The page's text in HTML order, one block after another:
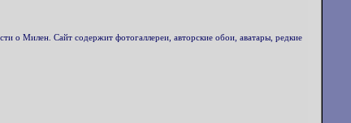
о Милен. Сайт содержит фотогаллереи, авторские обои, аватары, редкие